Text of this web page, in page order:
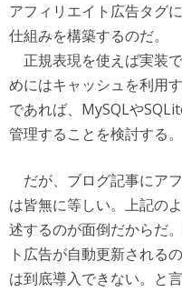
アフィリエイト広告タグ
仕組みを構築するのだ。
正規表現を使えば実装
めにはキャッシュを利用
であれば、MySQLや
管理することを検討する。
だが、ブログ記事にア
は皆無に等しい。上記の
述するのが面倒だからだ
ト広告が自動更新される
は到底導入できない。と